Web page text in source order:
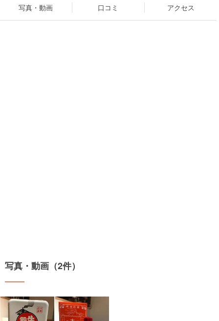
写真・動画 口コミ アクセス
写真・動画（2件）